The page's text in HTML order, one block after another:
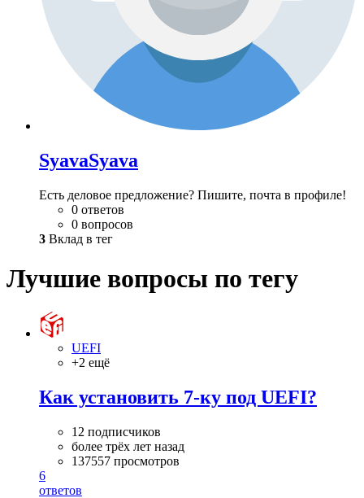
SyavaSyava
Есть деловое предложение? Пишите, почта в профиле!
0 ответов
0 вопросов
3 Вклад в тег
Лучшие вопросы по тегу
UEFI
+2 ещё
Как установить 7-ку под UEFI?
12 подписчиков
более трёх лет назад
137557 просмотров
6
ответов